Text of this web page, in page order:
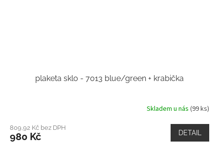
plaketa sklo - 7013 blue/green + krabička
Skladem u nás (99 ks)
809,92 Kč bez DPH
980 Kč DETAIL